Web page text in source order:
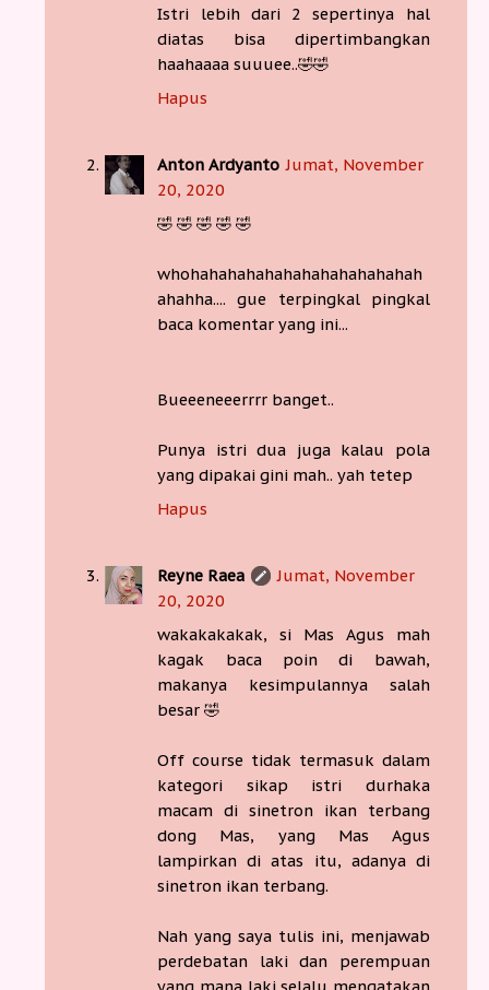
Istri lebih dari 2 sepertinya hal
diatas bisa dipertimbangkan
haahaaaa suuuee..🤣🤣
Hapus
Anton Ardyanto Jumat, November
20, 2020
🤣 🤣 🤣 🤣 🤣
whohahahahahahahahahahahahah
ahahha.... gue terpingkal pingkal
baca komentar yang ini...
Bueeeneeerrrr banget..
Punya istri dua juga kalau pola
yang dipakai gini mah.. yah tetep
Hapus
Reyne Raea
Jumat, November
20, 2020
wakakakakak, si Mas Agus mah
kagak baca poin di bawah,
makanya kesimpulannya salah
besar 🤣
Off course tidak termasuk dalam
kategori sikap istri durhaka
macam di sinetron ikan terbang
dong Mas, yang Mas Agus
lampirkan di atas itu, adanya di
sinetron ikan terbang.
Nah yang saya tulis ini, menjawab
perdebatan laki dan perempuan